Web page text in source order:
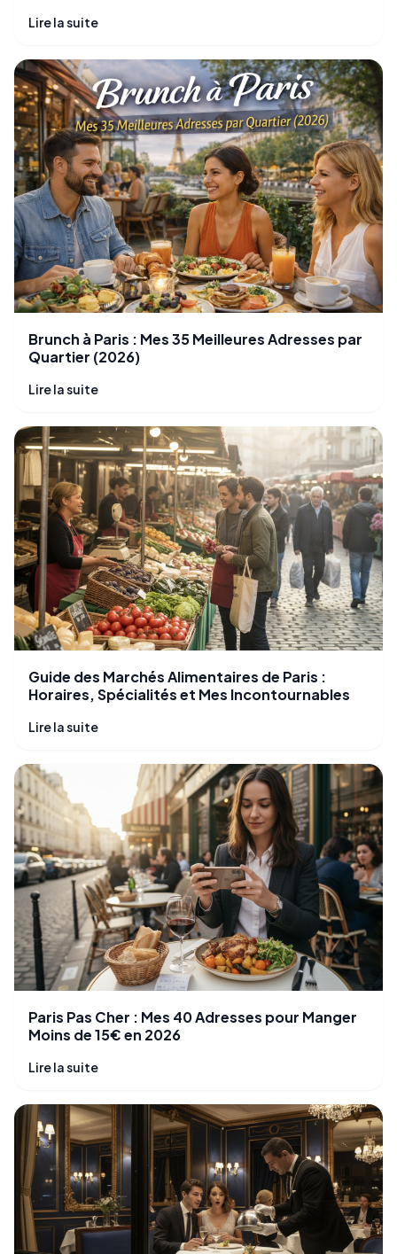
Lire la suite
Brunch à Paris : Mes 35 Meilleures Adresses par
Quartier (2026)
Lire la suite
Guide des Marchés Alimentaires de Paris :
Horaires, Spécialités et Mes Incontournables
Lire la suite
Paris Pas Cher : Mes 40 Adresses pour Manger
Moins de 15€ en 2026
Lire la suite